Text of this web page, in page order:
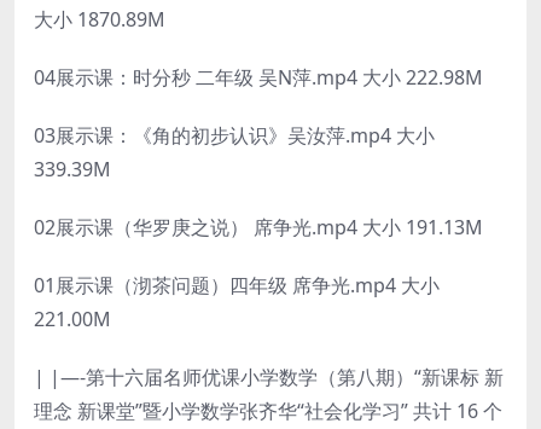
大小 1870.89M
04展示课：时分秒 二年级 吴N萍.mp4 大小 222.98M
03展示课：《角的初步认识》吴汝萍.mp4 大小
339.39M
02展示课（华罗庚之说） 席争光.mp4 大小 191.13M
01展示课（沏茶问题）四年级 席争光.mp4 大小
221.00M
| |—-第十六届名师优课小学数学（第八期）“新课标 新
理念 新课堂”暨小学数学张齐华“社会化学习” 共计 16 个